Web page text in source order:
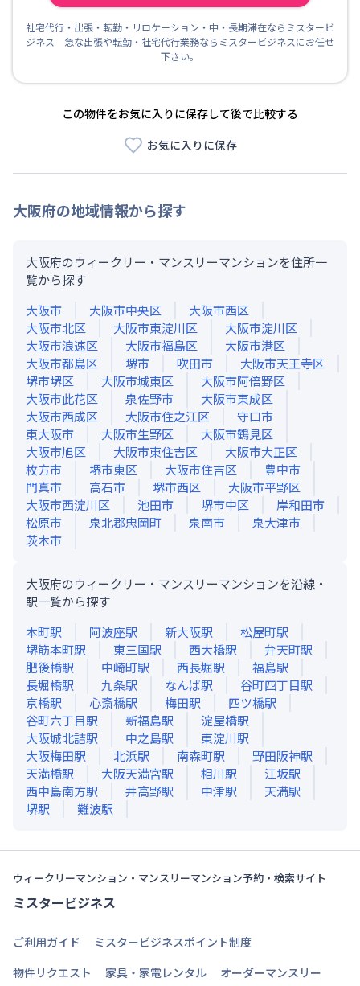
社宅代行・出張・転勤・リロケーション・中・長期滞在ならミスタービ
ジネス 急な出張や転勤・社宅代行業務ならミスタービジネスにお任せ
下さい。
この物件をお気に入りに保存して後で比較する
お気に入りに保存
大阪府の地域情報から探す
大阪府のウィークリー・マンスリーマンションを住所一
覧から探す
大阪市
大阪市中央区
大阪市西区
大阪市北区
大阪市東淀川区
大阪市淀川区
大阪市浪速区
大阪市福島区
大阪市港区
大阪市都島区
堺市 吹田市
大阪市天王寺区
堺市堺区
大阪市城東区
大阪市阿倍野区
大阪市此花区
泉佐野市
大阪市東成区
大阪市西成区
大阪市住之江区
守口市
東大阪市
大阪市生野区
大阪市鶴見区
大阪市旭区
大阪市東住吉区
大阪市大正区
枚方市
堺市東区 大阪市住吉区
豊中市
門真市
高石市 堺市西区
大阪市平野区
大阪市西淀川区
池田市 堺市中区
岸和田市
松原市
泉北郡忠岡町 泉南市
泉大津市
茨木市
大阪府のウィークリー・マンスリーマンションを沿線・
駅一覧から探す
本町駅 阿波座駅 新大阪駅 松屋町駅
堺筋本町駅 東三国駅 西大橋駅 弁天町駅
肥後橋駅 中崎町駅 西長堀駅 福島駅
長堀橋駅 九条駅 なんば駅 谷町四丁目駅
京橋駅 心斎橋駅 梅田駅 四ツ橋駅
谷町六丁目駅 新福島駅 淀屋橋駅
大阪城北詰駅 中之島駅 東淀川駅
大阪梅田駅 北浜駅 南森町駅 野田阪神駅
天満橋駅 大阪天満宮駅 相川駅 江坂駅
西中島南方駅 井高野駅 中津駅 天満駅
堺駅 難波駅
ウィークリーマンション・マンスリーマンション予約・検索サイト
ミスタービジネス
ご利用ガイド
ミスタービジネスポイント制度
物件リクエスト
家具・家電レンタル オーダーマンスリー